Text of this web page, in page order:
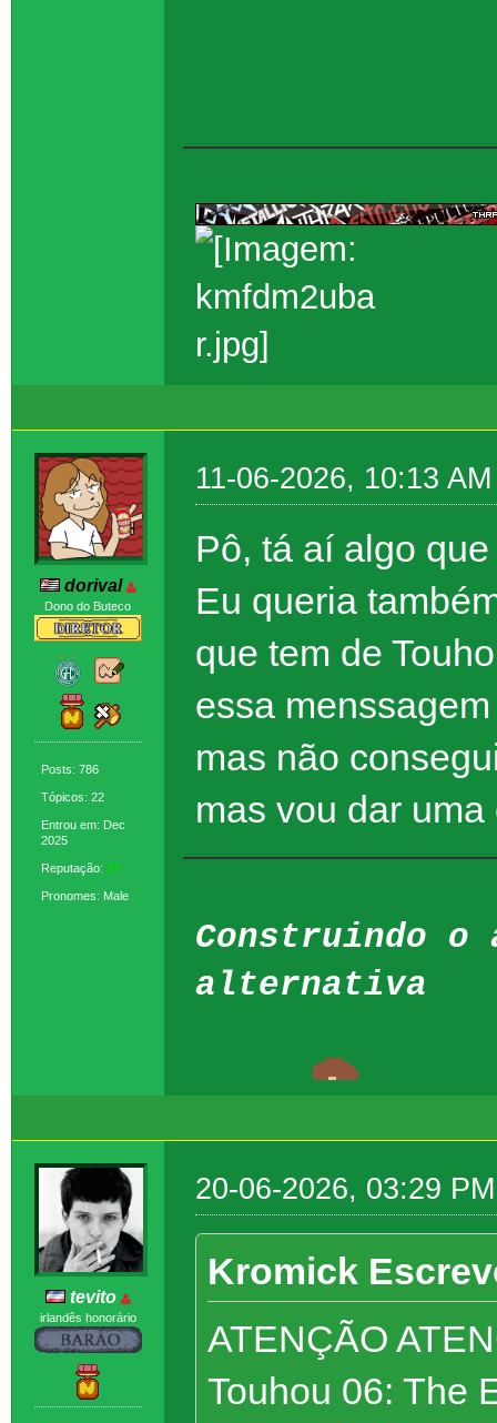
dorival
Dono do Buteco
Posts: 786
Tópicos: 22
Entrou em: Dec
2025
Reputação: 37
Pronomes: Male
11-06-2026, 10:13 AM
Pô, tá aí algo
Eu queria
que tem de
essa
mas não
mas vou dar
Construindo o
alternativa
tevito
irlandês honorário
20-06-2026, 03:29 PM
Kromick
ATENÇÃO
Touhou 06: The